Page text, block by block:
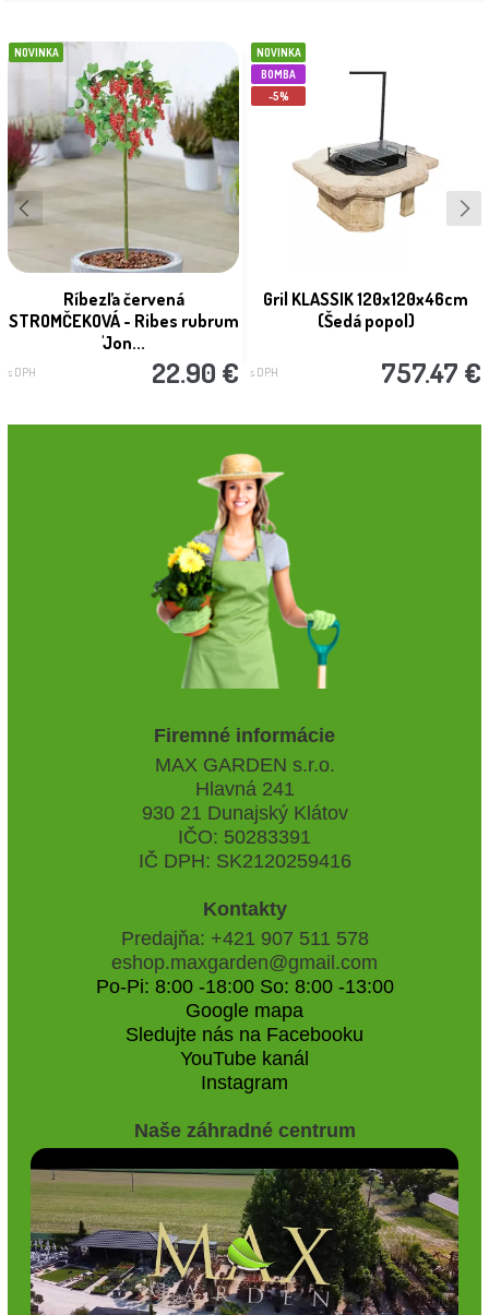
NOVINKA
Ríbezľa červená
STROMČEKOVÁ - Ribes rubrum
'Jon...
s DPH 22.90 €
NOVINKA
BOMBA
-5%
Gril KLASSIK 120x120x46cm
(Šedá popol)
s DPH 757.47 €
Firemné informácie
MAX GARDEN s.r.o.
Hlavná 241
930 21 Dunajský Klátov
IČO: 50283391
IČ DPH: SK2120259416
Kontakty
Predajňa: +421 907 511 578
eshop.maxgarden@gmail.com
Po-Pi: 8:00 -18:00 So: 8:00 -13:00
Google mapa
Sledujte nás na Facebooku
YouTube kanál
Instagram
Naše záhradné centrum